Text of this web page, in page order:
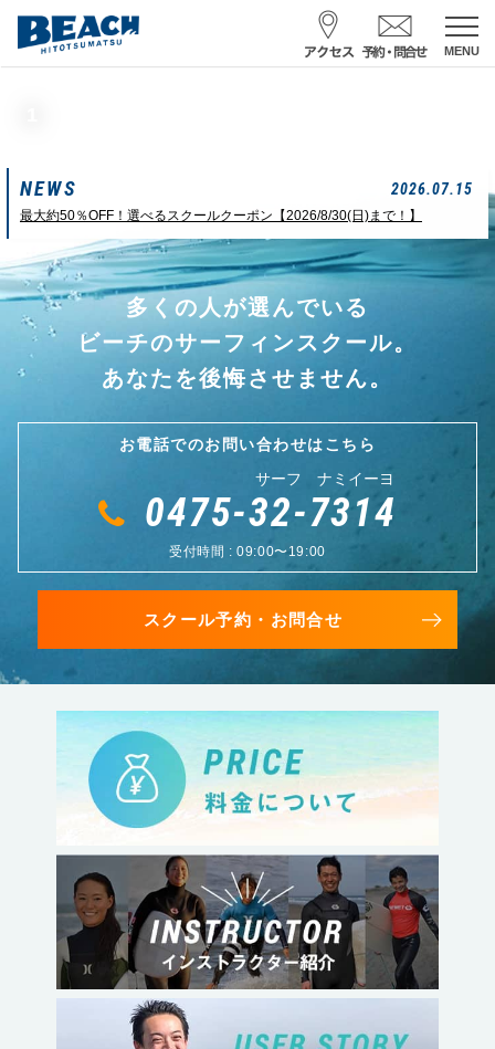
MENU
スクール予約・お問合せ
サーフ ナミイーヨ
0475-32-7314
受付時間 : 09:00〜19:00
一松海岸 波情報
状態 風
6:20 22:58
NEWS 2026.07.15
最大約50％OFF！選べるスクールクーポン【2026/8/30(日)まで！】
多くの人が選んでいる
ビーチのサーフィンスクール。
あなたを後悔させません。
お電話でのお問い合わせはこちら
サーフ ナミイーヨ
0475-32-7314
受付時間 : 09:00〜19:00
スクール予約・お問合せ